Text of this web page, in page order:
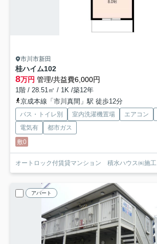
市川市新田
桂ハイム102
8万円 管理/共益費6,000円
1階 / 28.51㎡ / 1K /築12年
京成本線「市川真間」駅 徒歩12分
バス・トイレ別 室内洗濯機置場 エアコン
電気有
都市ガス
敷0
オートロック付賃貸マンション 積水ハウス㈱施工
アパート